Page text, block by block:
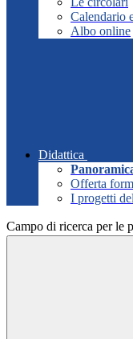
Calendario
Albo online
Didattica
Offerta
I progetti
Campo di ricerca per le